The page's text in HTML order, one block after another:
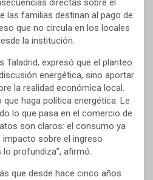
directas sobre el
las familias destinan al pago de
que no circula en los locales
la institución.
Taladrid, expresó que el planteo
energética, sino aportar
la realidad económica local.
que haga política energética. Le
lo que pasa en el comercio de
son claros: el consumo ya
sobre el ingreso
profundiza”, afirmó.
que desde hace cinco años